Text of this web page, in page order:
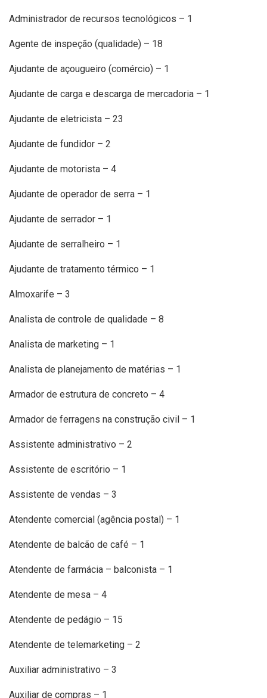
Administrador de recursos tecnológicos – 1
Agente de inspeção (qualidade) – 18
Ajudante de açougueiro (comércio) – 1
Ajudante de carga e descarga de mercadoria – 1
Ajudante de eletricista – 23
Ajudante de fundidor – 2
Ajudante de motorista – 4
Ajudante de operador de serra – 1
Ajudante de serrador – 1
Ajudante de serralheiro – 1
Ajudante de tratamento térmico – 1
Almoxarife – 3
Analista de controle de qualidade – 8
Analista de marketing – 1
Analista de planejamento de matérias – 1
Armador de estrutura de concreto – 4
Armador de ferragens na construção civil – 1
Assistente administrativo – 2
Assistente de escritório – 1
Assistente de vendas – 3
Atendente comercial (agência postal) – 1
Atendente de balcão de café – 1
Atendente de farmácia – balconista – 1
Atendente de mesa – 4
Atendente de pedágio – 15
Atendente de telemarketing – 2
Auxiliar administrativo – 3
Auxiliar de compras – 1